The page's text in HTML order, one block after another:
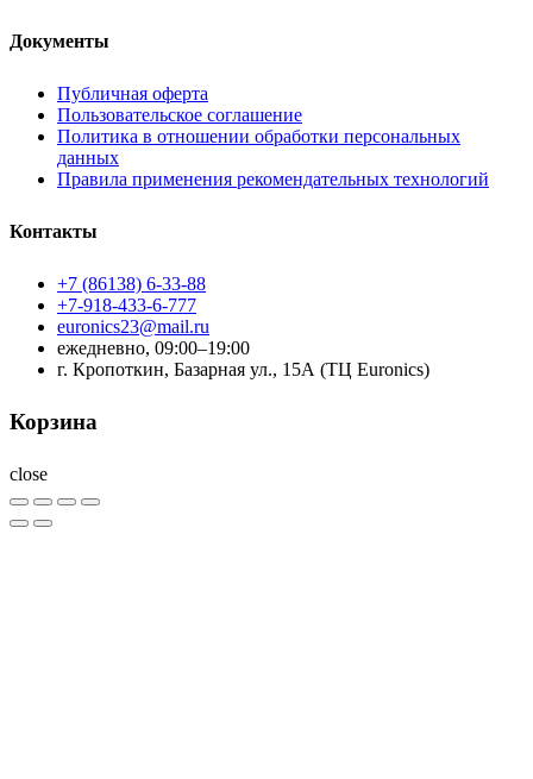
Документы
Публичная оферта
Пользовательское соглашение
Политика в отношении обработки персональных
данных
Правила применения рекомендательных технологий
Контакты
+7 (86138) 6-33-88
+7-918-433-6-777
euronics23@mail.ru
ежедневно, 09:00–19:00
г. Кропоткин, Базарная ул., 15А (ТЦ Euronics)
Корзина
close